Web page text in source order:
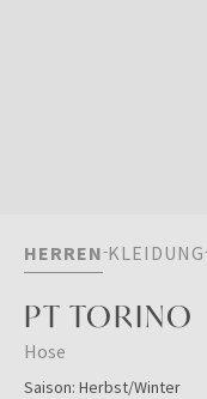
HERREN KLEIDUNG
PT TORINO
Hose
Saison: Herbst/Winter